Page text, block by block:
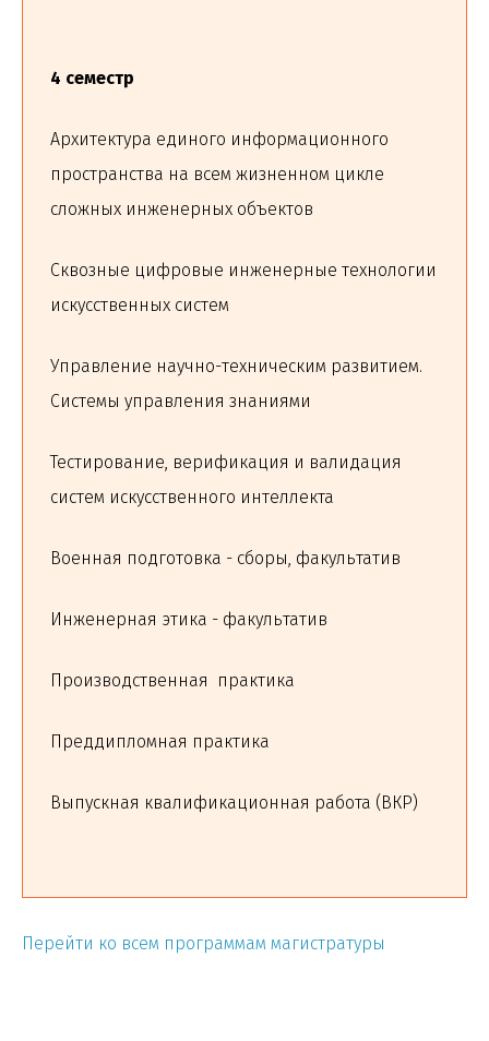
4 семестр
Архитектура единого информационного
пространства на всем жизненном цикле
сложных инженерных объектов
Сквозные цифровые инженерные технологии
искусственных систем
Управление научно-техническим развитием.
Системы управления знаниями
Тестирование, верификация и валидация
систем искусственного интеллекта
Военная подготовка - сборы, факультатив
Инженерная этика - факультатив
Производственная практика
Преддипломная практика
Выпускная квалификационная работа (ВКР)
Перейти ко всем программам магистратуры